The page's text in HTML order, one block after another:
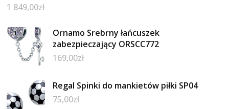
1 849,00zł
Ornamo Srebrny łańcuszek
zabezpieczający ORSCC772
169,00zł
Regal Spinki do mankietów piłki SP04
75,00zł